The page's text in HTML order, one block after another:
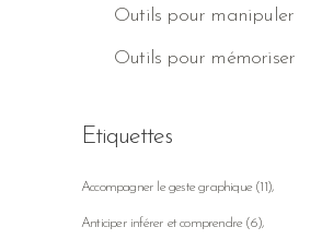
Outils pour manipuler
Outils pour mémoriser
Etiquettes
Accompagner le geste graphique(11)
Anticiper inférer et comprendre(6)